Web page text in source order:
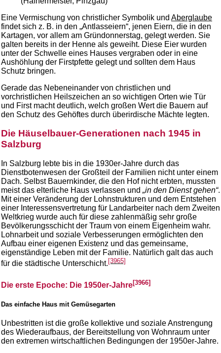
Eine Vermischung von christlicher Symbolik und Aberglaube
findet sich z. B. in den „Antlasseiern“, jenen Eiern, die in den
Kartagen, vor allem am Gründonnerstag, gelegt werden. Sie
galten bereits in der Henne als geweiht. Diese Eier wurden
unter der Schwelle eines Hauses vergraben oder in eine
Aushöhlung der Firstpfette gelegt und sollten dem Haus
Schutz bringen.
Gerade das Nebeneinander von christlichen und
vorchristlichen Heilszeichen an so wichtigen Orten wie Tür
und First macht deutlich, welch großen Wert die Bauern auf
den Schutz des Gehöftes durch überirdische Mächte legten.
Die Häuselbauer-Generationen nach 1945 in
Salzburg
In Salzburg lebte bis in die 1930er-Jahre durch das
Dienstbotenwesen der Großteil der Familien nicht unter einem
Dach. Selbst Bauernkinder, die den Hof nicht erbten, mussten
meist das elterliche Haus verlassen und „in den Dienst gehen“.
Mit einer Veränderung der Lohnstrukturen und dem Entstehen
einer Interessensvertretung für Landarbeiter nach dem Zweiten
Weltkrieg wurde auch für diese zahlenmäßig sehr große
Bevölkerungsschicht der Traum von einem Eigenheim wahr.
Lohnarbeit und soziale Verbesserungen ermöglichten den
Aufbau einer eigenen Existenz und das gemeinsame,
eigenständige Leben mit der Familie. Natürlich galt das auch
für die städtische Unterschicht. [3965]
Die erste Epoche: Die 1950er-Jahre[3966]
Das einfache Haus mit Gemüsegarten
Unbestritten ist die große kollektive und soziale Anstrengung
des Wiederaufbaus, der Bereitstellung von Wohnraum unter
den extremen wirtschaftlichen Bedingungen der 1950er-Jahre.